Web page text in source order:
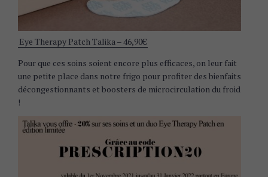
Eye Therapy Patch Talika – 46,90€
Pour que ces soins soient encore plus efficaces, on leur fait
une petite place dans notre frigo pour profiter des bienfaits
décongestionnants et boosters de microcirculation du froid
!